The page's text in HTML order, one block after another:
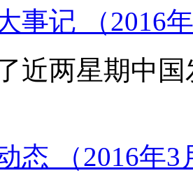
事记 （2016
近两星期中
态 （2016年